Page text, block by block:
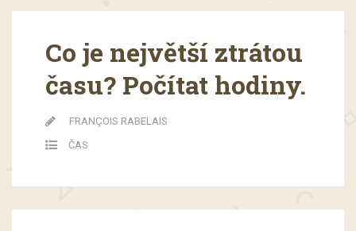
Co je největší ztrátou
času? Počítat hodiny.
FRANÇOIS RABELAIS
ČAS